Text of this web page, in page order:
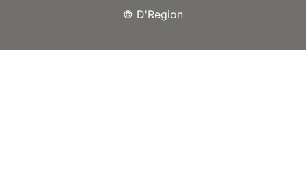
© D'Region